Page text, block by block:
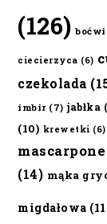
(126)
ciecierzyca (6)
czekolada
imbir (7) jabłka
(10) krewetki (6)
mascarpone
(14) mąka
migdałowa